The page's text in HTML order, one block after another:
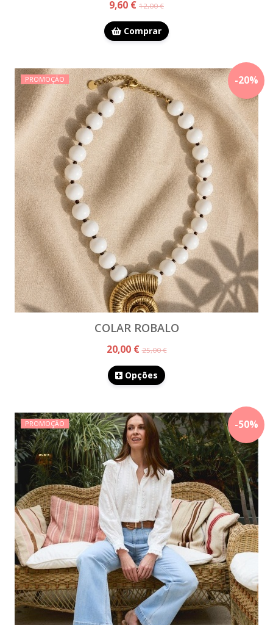
9,60 € 12,00 €
Comprar
-20%
PROMOÇÃO
COLAR ROBALO
20,00 €25,00 €
Opções
-50%
PROMOÇÃO